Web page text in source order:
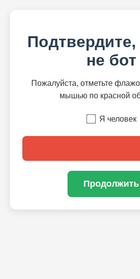
не бот
Пожалуйста, отметьте
мышью по красной
Я человек
Продолжить